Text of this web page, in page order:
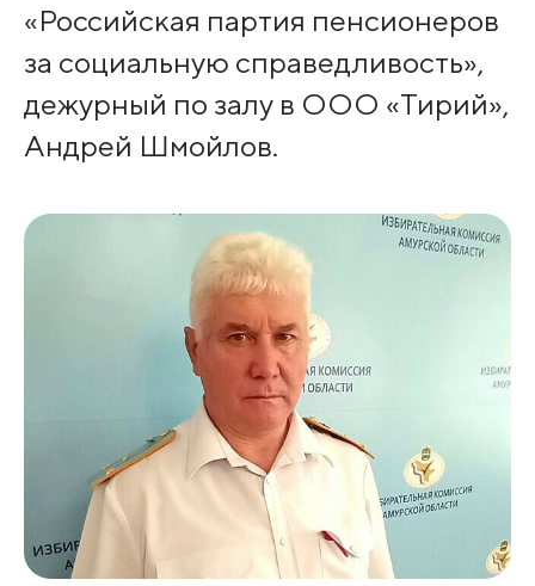
«Российская партия пенсионеров
за социальную справедливость»,
дежурный по залу в ООО «Тирий»,
Андрей Шмойлов.